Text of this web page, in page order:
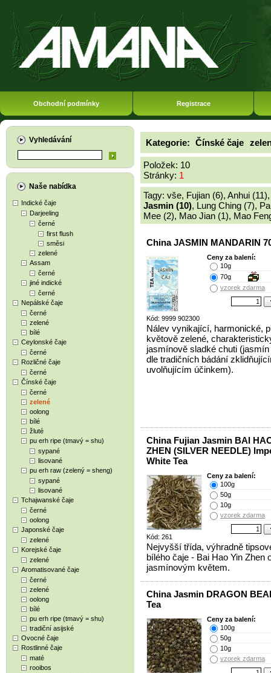
Obchodní podmínky Registrace
Vyhledávání
Naše nabídka
Indické čaje
Darjeeling
černé
first flush
směsi
zelené
Assam
černé
jiné indické
černé
Nepálské čaje
černé
zelené
bílé
Ceylonské čaje
černé
Rozličné čaje
černé
Čínské čaje
černé
zelené
oolong
bílé
žluté
pu erh ripe (tmavý = shu)
sypané
lisované
pu erh raw (zelený = sheng)
sypané
lisované
Tchajwanské čaje
černé
oolong
Japonské čaje
zelené
Korejské čaje
zelené
Aromatisované čaje
černé
zelené
oolong
bílé
pu erh ripe (tmavý = shu)
tradiční asijské
Ovocné čaje
Rostlinné čaje
maté
rooibos
Kategorie: Čínské čaje
Položek: 10
Stránky: 1
Tagy: vše, Fujian (6), Anhui (11)
Jasmin (10), Lung Ching (7),
Mee (2), Mao Jian (1), Mao
China JASMIN MANDARIN
Kód: 9999 902300
Ceny za balení:
10g
70g
vzorek zdarma
Nálev vynikající, harmonické,
květově zelené,
jasmínově sladké chuti
dle tradičních bádání
uvolňujícím účinkem).
China Fujian Jasmin BAI
ZHEN (SILVER NEEDLE)
White Tea
Kód: 261
Ceny za balení:
100g
50g
10g
vzorek zdarma
Nejvyšší třída, výhradně
bílého čaje - Bai Hao Yin Zhen
jasmínovým květem.
China Jasmin DRAGON
Tea
Ceny za balení:
100g
50g
10g
vzorek zdarma